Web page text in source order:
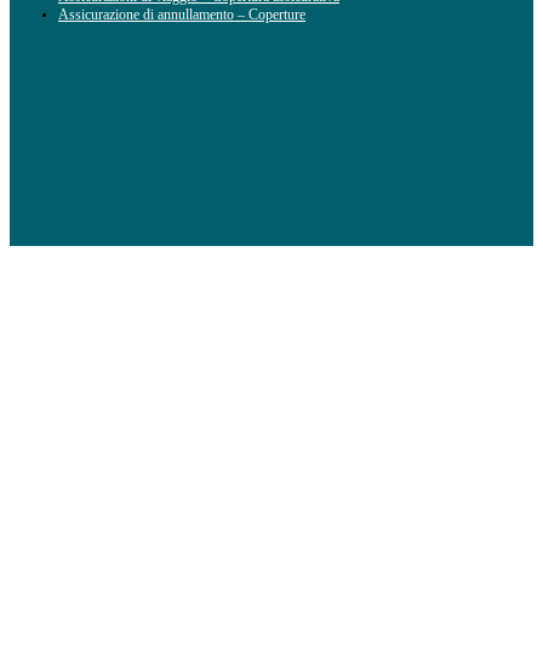
Assicurazione di annullamento – Coperture